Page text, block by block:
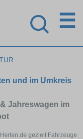
☰
und im Umkreis
Jahreswagen im
gezielt Fahrzeuge